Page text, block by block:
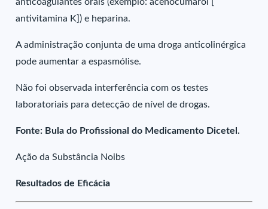
antivitamina K]) e heparina.
A administração conjunta de uma droga anticolinérgica
pode aumentar a espasmólise.
Não foi observada interferência com os testes
laboratoriais para detecção de nível de drogas.
Fonte: Bula do Profissional do Medicamento Dicetel.
Ação da Substância Noibs
Resultados de Eficácia